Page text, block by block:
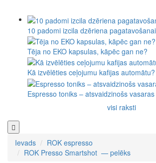
10 padomi izcila dzēriena pagatavošanai
Tēja no EKO kapsulas, kāpēc gan ne?
Kā izvēlēties ceļojumu kafijas automātu?
Espresso toniks – atsvaidzinošs
visi raksti
Ievads
ROK espresso
ROK Presso Smartshot — pelēks